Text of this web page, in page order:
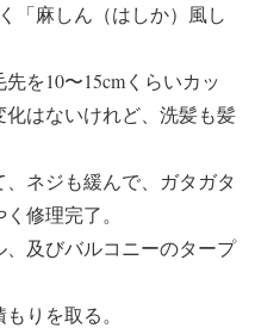
「麻しん（はしか）風し
を10〜15cmくらいカッ
化はないけれど、洗髪も髪
ネジも緩んで、ガタガタ
修理完了。
及びバルコニーのタープ
りを取る。